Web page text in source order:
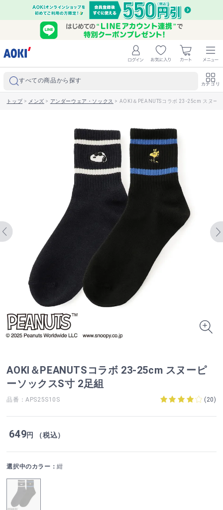
すべての商品から探す カテゴリ
トップ> メンズ > アンダーウェア・ソックス > AOKI＆PEANUTSコラボ 23-25cm スヌー
AOKI＆PEANUTSコラボ 23-25cm スヌーピ
ーソックスS寸 2足組
品番：APS25S10S (20)
649円 （税込）
選択中のカラー：紺